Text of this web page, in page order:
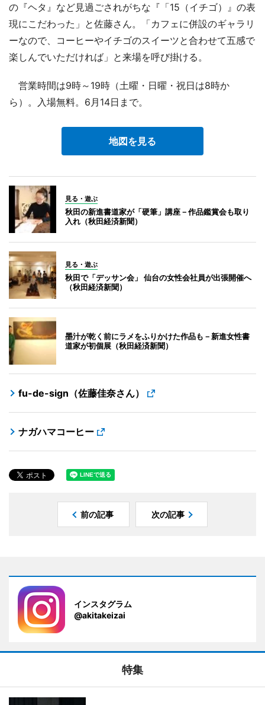
の『ヘタ』など見過ごされがちな『「15（イチゴ）』の表
現にこだわった」と佐藤さん。「カフェに併設のギャラリ
ーなので、コーヒーやイチゴのスイーツと合わせて五感で
楽しんでいただければ」と来場を呼び掛ける。
営業時間は9時～19時（土曜・日曜・祝日は8時か
ら）。入場無料。6月14日まで。
地図を見る
見る・遊ぶ
秋田の新進書道家が「硬筆」講座－作品鑑賞会も取り
入れ（秋田経済新聞）
見る・遊ぶ
秋田で「デッサン会」 仙台の女性会社員が出張開催へ
（秋田経済新聞）
墨汁が乾く前にラメをふりかけた作品も－新進女性書
道家が初個展（秋田経済新聞）
fu-de-sign（佐藤佳奈さん）
ナガハマコーヒー
前の記事 次の記事
インスタグラム
@akitakeizai
特集